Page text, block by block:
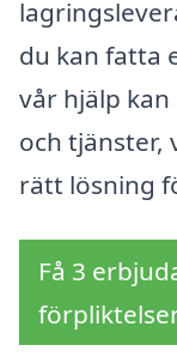
du kan fatta
vår hjälp
och tjänster,
rätt lösning
Få 3